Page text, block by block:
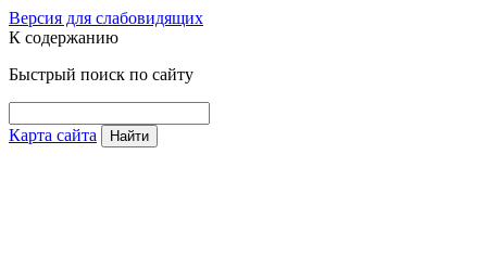
Версия для слабовидящих
К содержанию
Быстрый поиск по сайту
Карта сайта Найти